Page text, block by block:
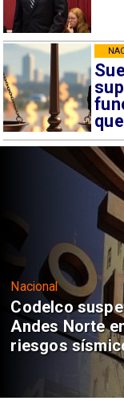
Nacional
Codelco
Andes Norte
riesgos